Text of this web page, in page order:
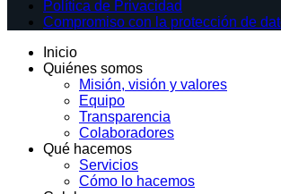
Política de Privacidad
Compromiso con la protección de
Inicio
Quiénes somos
Misión, visión y valores
Equipo
Transparencia
Colaboradores
Qué hacemos
Servicios
Cómo lo hacemos